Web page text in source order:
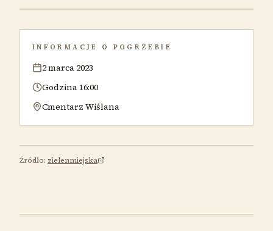
INFORMACJE O POGRZEBIE
2 marca 2023
Godzina 16:00
Cmentarz Wiślana
Źródło: zielenmiejska